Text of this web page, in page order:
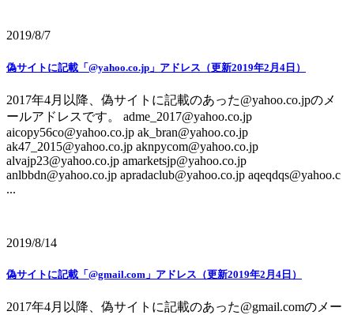
2019/8/7
偽サイトに記載「@yahoo.co.jp」アドレス（更新2019年2月4日）
2017年4月以降、偽サイトに記載のあった@yahoo.co.jpのメ
ールアドレスです。 adme_2017@yahoo.co.jp
aicopy56co@yahoo.co.jp ak_bran@yahoo.co.jp
ak47_2015@yahoo.co.jp aknpycom@yahoo.co.jp
alvajp23@yahoo.co.jp amarketsjp@yahoo.co.jp
anlbbdn@yahoo.co.jp apradaclub@yahoo.co.jp aqeqdqs@yahoo.c
...
2019/8/14
偽サイトに記載「@gmail.com」アドレス（更新2019年2月4日）
2017年4月以降、偽サイトに記載のあった@gmail.comのメー